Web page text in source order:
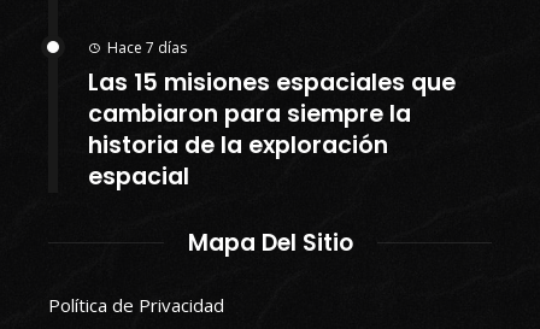
Hace 7 días
Las 15 misiones espaciales que
cambiaron para siempre la
historia de la exploración
espacial
Mapa Del Sitio
Política de Privacidad